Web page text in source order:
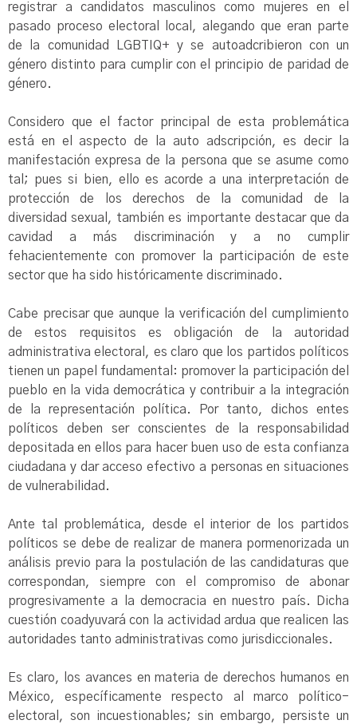
registrar a candidatos masculinos como mujeres en el
pasado proceso electoral local, alegando que eran parte
de la comunidad LGBTIQ+ y se autoadcribieron con un
género distinto para cumplir con el principio de paridad de
género.
Considero que el factor principal de esta problemática
está en el aspecto de la auto adscripción, es decir la
manifestación expresa de la persona que se asume como
tal; pues si bien, ello es acorde a una interpretación de
protección de los derechos de la comunidad de la
diversidad sexual, también es importante destacar que da
cavidad a más discriminación y a no cumplir
fehacientemente con promover la participación de este
sector que ha sido históricamente discriminado.
Cabe precisar que aunque la verificación del cumplimiento
de estos requisitos es obligación de la autoridad
administrativa electoral, es claro que los partidos políticos
tienen un papel fundamental: promover la participación del
pueblo en la vida democrática y contribuir a la integración
de la representación política. Por tanto, dichos entes
políticos deben ser conscientes de la responsabilidad
depositada en ellos para hacer buen uso de esta confianza
ciudadana y dar acceso efectivo a personas en situaciones
de vulnerabilidad.
Ante tal problemática, desde el interior de los partidos
políticos se debe de realizar de manera pormenorizada un
análisis previo para la postulación de las candidaturas que
correspondan, siempre con el compromiso de abonar
progresivamente a la democracia en nuestro país. Dicha
cuestión coadyuvará con la actividad ardua que realicen las
autoridades tanto administrativas como jurisdiccionales.
Es claro, los avances en materia de derechos humanos en
México, específicamente respecto al marco político-
electoral, son incuestionables; sin embargo, persiste un